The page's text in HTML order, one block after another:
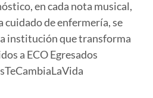
en cada nota musical,
cuidado de enfermería, se
institución que transforma
a ECO Egresados